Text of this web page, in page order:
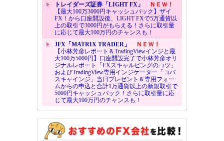
トレイダーズ証券「LIGHT FX」
ＮＥＷ！
【最大100万3000円キャッシュバック】ザイ
FX！から口座開設後、LIGHT FXで5万通貨以
上の取引で3000円がもらえる！さらに取引量
に応じて最大100万円のチャンスも！
JFX「MATRIX TRADER」
ＮＥＷ！
【小林芳彦レポート＆TradingViewインジと最
大100万5000円】口座開設完了で小林芳彦オリ
ジナルレポート「FXスキャルピングのコツ」
およびTradingView専用インジケーター「コバ
スキャインジ」当日プレゼント＆専用フォー
ムからの申込と合計1万通貨以上の新規取引で
5000円キャッシュバック！さらに取引量に応
じて最大100万円のチャンスも！